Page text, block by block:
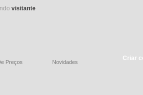
visitante
Preços Novidades
Criar